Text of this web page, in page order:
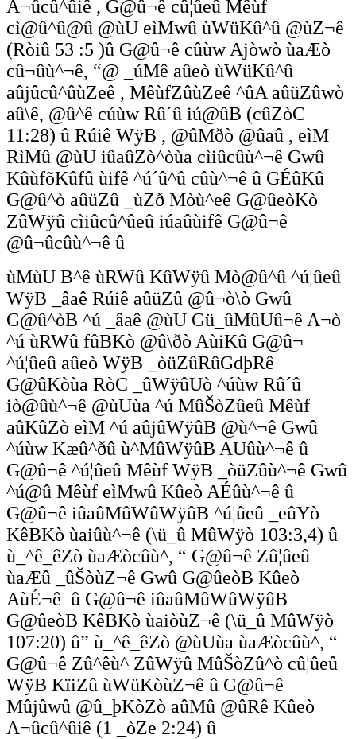
A¬ûcû^ûiê , G@û¬ê cû¦ûeû Mêùf
cì@û^û@û @ùU eìMwû ùWüKû^û @ùZ¬ê
(Ròiû 53 :5 )û G@û¬ê cûùw Ajòwò ùaÆò
cû¬ûù^¬ê, “@ _úMê aûeò ùWüKû^û
aûjûcû^ûùZeê , MêùfZûùZeê ^ûA aûüZûwò
aû\ê, @û^ê cúùw Rû´û iú@ûB (cûZòC
11:28) û Rúiê WÿB , @ûMðò @ûaû , eìM
RìMû @ùU iûaûZò^òùa cìiûcûù^¬ê Gwû
KûùfõKûfû ùifê ^ú´û^û cûù^¬ê û GÉûKû
G@û^ò aûüZû _ùZð Mòù^eê G@ûeòKò
ZûWÿû cìiûcû^ûeû iúaûùifê G@û¬ê
@û¬ûcûù^¬ê û
ùMùU B^ê ùRWû KûWÿû Mò@û^û ^ú¦ûeû
WÿB _âaê Rúiê aûüZû @û¬ò\ò Gwû
G@û^òB ^ú _âaê @ùU Gü_ûMûUû¬ê A¬ò
^ú ùRWû fûBKò @û\ðò AùiKû G@û¬
^ú¦ûeû aûeò WÿB _òüZûRûGdþRê
G@ûKòùa RòC _ûWÿûUò ^úùw Rû´û
iò@ûù^¬ê @ùUùa ^ú MûŠòZûeû Mêùf
aûKûZò eìM ^ú aûjûWÿûB @ù^¬ê Gwû
^úùw Kæû^ðû ù^MûWÿûB AUûù^¬ê û
G@û¬ê ^ú¦ûeû Mêùf WÿB _òüZûù^¬ê Gwû
^ú@û Mêùf eìMwû Kûeò AÉûù^¬ê û
G@û¬ê iûaûMûWûWÿûB ^ú¦ûeû _eûYò
KêBKò ùaiûù^¬ê (\ü_û MûWÿò 103:3,4) û
ù_^ê_êZò ùaÆòcûù^, “ G@û¬ê Zû¦ûeû
ùaÆû _ûŠòùZ¬ê Gwû G@ûeòB Kûeò
AùÉ¬ê û G@û¬ê iûaûMûWûWÿûB
G@ûeòB KêBKò ùaiòùZ¬ê (\ü_û MûWÿò
107:20) û” ù_^ê_êZò @ùUùa ùaÆòcûù^, “
G@û¬ê Zû^êù^ ZûWÿû MûŠòZû^ò cû¦ûeû
WÿB KïiZû ùWüKòùZ¬ê û G@û¬ê
Mûjûwû @û_þKòZò aûMû @ûRê Kûeò
A¬ûcû^ûiê (1 _òZe 2:24) û